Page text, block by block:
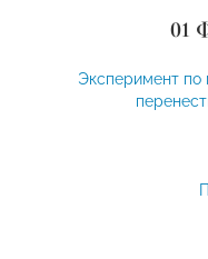
01
Эксперимент по